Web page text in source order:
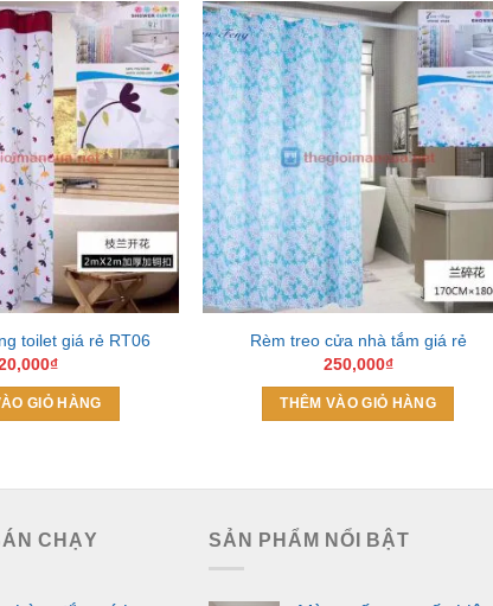
Add to
Wishlist
toilet giá rẻ RT06
₫
GIỎ HÀNG
Add to
Wishlist
Rèm treo cửa nhà tắm giá rẻ
250,000₫
THÊM VÀO GIỎ HÀNG
CHẠY SẢN PHẨM NỔI BẬT